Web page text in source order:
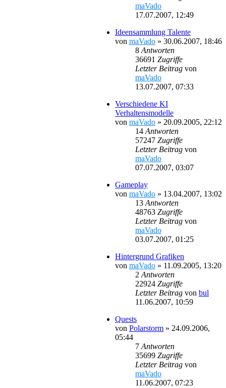
maVado
17.07.2007, 12:49
Ideensammlung Talente
von maVado » 30.06.2007, 18:46
8 Antworten
36691 Zugriffe
Letzter Beitrag von
maVado
13.07.2007, 07:33
Verschiedene KI
Verhaltensmodelle
von maVado » 20.09.2005, 22:12
14 Antworten
57247 Zugriffe
Letzter Beitrag von
maVado
07.07.2007, 03:07
Gameplay
von maVado » 13.04.2007, 13:02
13 Antworten
48763 Zugriffe
Letzter Beitrag von
maVado
03.07.2007, 01:25
Hintergrund Grafiken
von maVado » 11.09.2005, 13:20
2 Antworten
22924 Zugriffe
Letzter Beitrag von bul
11.06.2007, 10:59
Quests
von Polarstorm » 24.09.2006,
05:44
7 Antworten
35699 Zugriffe
Letzter Beitrag von
maVado
11.06.2007, 07:23